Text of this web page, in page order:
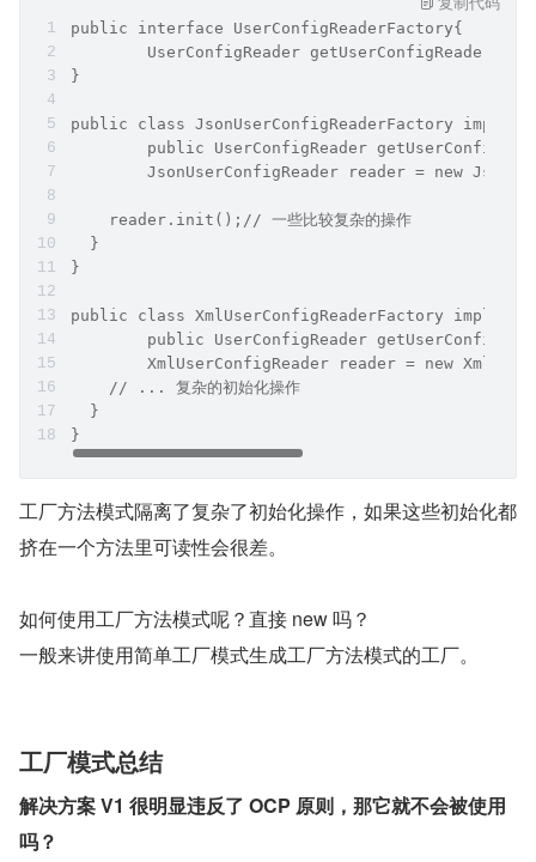
public interface UserConfigReaderFactory{
UserConfigReader
}
public class JsonUserConfigReaderFactory
public UserConfigReader
JsonUserConfigReader reader = new
    reader.init();// 一些比较复杂的操作
  }
}
public class XmlUserConfigReaderFactory
public UserConfigReader
XmlUserConfigReader reader = new
    // ... 复杂的初始化操作
  }
}
工厂方法模式隔离了复杂了初始化操作，如果这些初始化都
挤在一个方法里可读性会很差。
如何使用工厂方法模式呢？直接 new 吗？
一般来讲使用简单工厂模式生成工厂方法模式的工厂。
工厂模式总结
解决方案 V1 很明显违反了 OCP 原则，那它就不会被使用
吗？